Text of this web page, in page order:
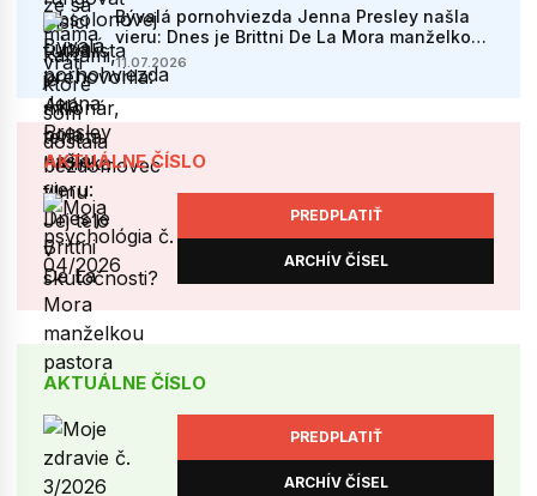
Bývalá pornohviezda Jenna Presley našla
vieru: Dnes je Brittni De La Mora manželkou
pastora
11.07.2026
AKTUÁLNE ČÍSLO
PREDPLATIŤ
ARCHÍV ČÍSEL
AKTUÁLNE ČÍSLO
PREDPLATIŤ
ARCHÍV ČÍSEL